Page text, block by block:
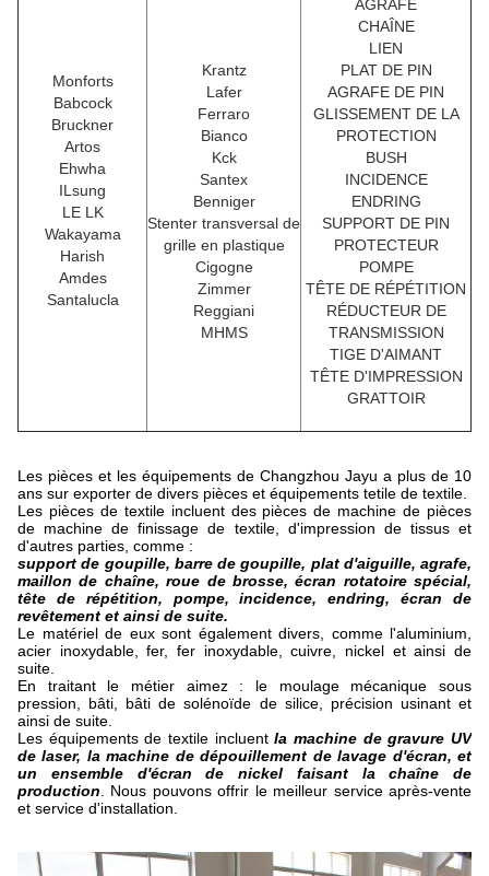
Monforts
Babcock
Bruckner
Artos
Ehwha
ILsung
LE LK
Wakayama
Harish
Amdes
Santalucla
Krantz
Lafer
Ferraro
Bianco
Kck
Santex
Benniger
Stenter transversal de
grille en plastique
Cigogne
Zimmer
Reggiani
MHMS
AGRAFE
CHAÎNE
LIEN
PLAT DE PIN
AGRAFE DE PIN
GLISSEMENT DE LA
PROTECTION
BUSH
INCIDENCE
ENDRING
SUPPORT DE PIN
PROTECTEUR
POMPE
TÊTE DE RÉPÉTITION
RÉDUCTEUR DE
TRANSMISSION
TIGE D'AIMANT
TÊTE D'IMPRESSION
GRATTOIR
Les pièces et les équipements de Changzhou Jayu a plus de 10
ans sur exporter de divers pièces et équipements tetile de textile.
Les pièces de textile incluent des pièces de machine de pièces
de machine de finissage de textile, d'impression de tissus et
d'autres parties, comme :
support de goupille, barre de goupille, plat d'aiguille, agrafe,
maillon de chaîne, roue de brosse, écran rotatoire spécial,
tête de répétition, pompe, incidence, endring, écran de
revêtement et ainsi de suite.
Le matériel de eux sont également divers, comme l'aluminium,
acier inoxydable, fer, fer inoxydable, cuivre, nickel et ainsi de
suite.
En traitant le métier aimez : le moulage mécanique sous
pression, bâti, bâti de solénoïde de silice, précision usinant et
ainsi de suite.
Les équipements de textile incluentla machine de gravure UV
de laser, la machine de dépouillement de lavage d'écran, et
un ensemble d'écran de nickel faisant la chaîne de
production. Nous pouvons offrir le meilleur service après-vente
et service d'installation.